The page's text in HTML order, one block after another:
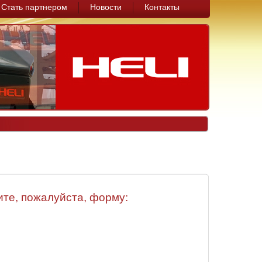
Стать партнером Новости Контакты
пожалуйста, форму: